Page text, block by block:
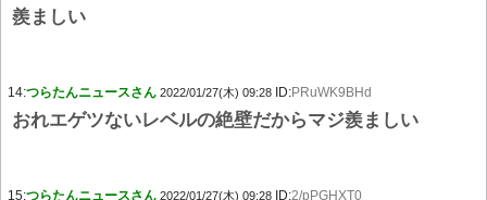
羨ましい
14:つらたんニュースさん 2022/01/27(木) 09:28 ID:PRuWK9BHd
おれエゲツないレベルの絶壁だからマジ羨ましい
15:つらたんニュースさん 2022/01/27(木) 09:28 ID:2/pPGHXT0